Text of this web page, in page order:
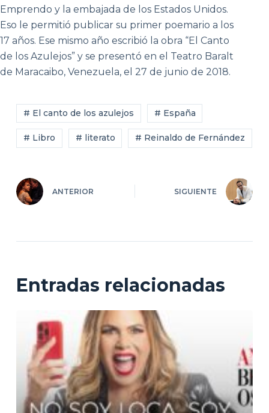
Emprendo y la embajada de los Estados Unidos.
Eso le permitió publicar su primer poemario a los
17 años. Ese mismo año escribió la obra “El Canto
de los Azulejos” y se presentó en el Teatro Baralt
de Maracaibo, Venezuela, el 27 de junio de 2018.
# El canto de los azulejos # España
# Libro # literato # Reinaldo de Fernández
ANTERIOR SIGUIENTE
Entradas relacionadas